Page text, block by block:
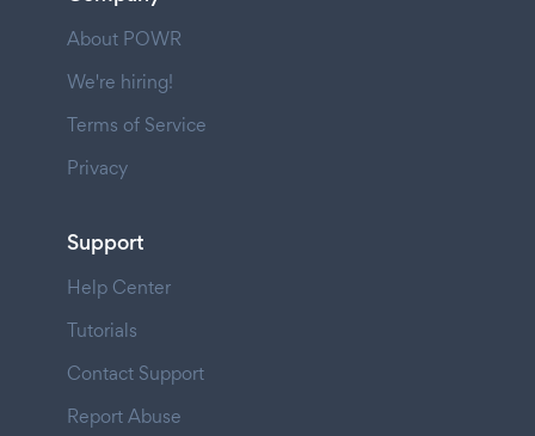
About POWR
We're hiring!
Terms of Service
Privacy
Support
Help Center
Tutorials
Contact Support
Report Abuse